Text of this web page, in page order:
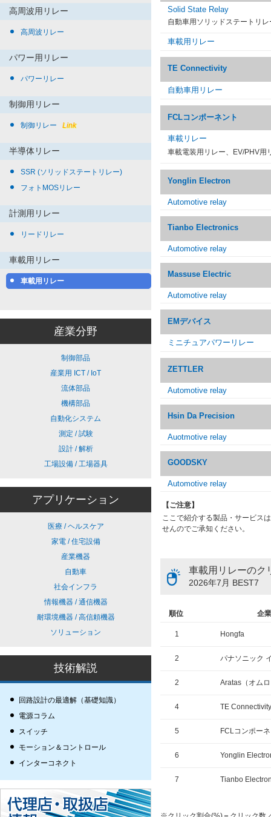
高周波用リレー
高周波リレー
パワー用リレー
パワーリレー
制御用リレー
制御リレー Link
半導体リレー
SSR (ソリッドステートリレー)
フォトMOSリレー
計測用リレー
リードリレー
車載用リレー
車載用リレー
産業分野
制御部品
産業用 ICT / IoT
流体部品
機構部品
自動化システム
測定 / 試験
設計 / 解析
工場設備 / 工場器具
アプリケーション
医療 / ヘルスケア
家電 / 住宅設備
産業機器
自動車
社会インフラ
情報機器 / 通信機器
耐環境機器 / 高信頼機器
ソリューション
技術解説
回路設計の最適解（基礎知識）
電源コラム
スイッチ
モーション＆コントロール
インターコネクト
Solid State Relay
自動車用ソリッドステートリレ
車載用リレー
TE Connectivity
自動車用リレー
FCLコンポーネント
車載リレー
車載電装用リレー、EV/PHV用
Yonglin Electron
Automotive relay
Tianbo Electronics
Automotive relay
Massuse Electric
Automotive relay
EMデバイス
ミニチュアパワーリレー
ZETTLER
Automotive relay
Hsin Da Precision
Auotmotive relay
GOODSKY
Automotive relay
【ご注意】
ここで紹介する製品・サービス
せんのでご承知ください。
車載用リレーのク
2026年7月 BEST7
順位 企
1 Hongfa
2 パナソニック
2 Aratas（オム
4 TE Connectivity
5 FCLコンポー
6 Yonglin
7 Tianbo